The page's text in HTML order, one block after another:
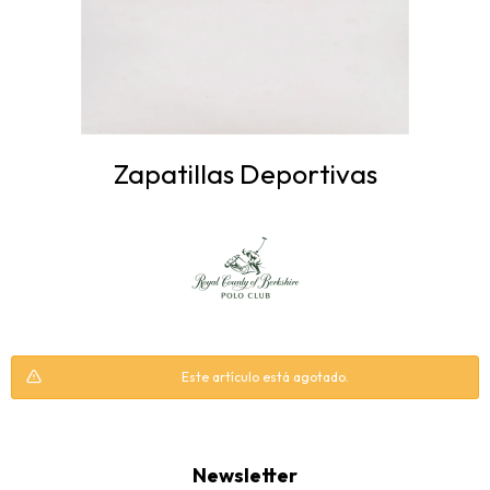
Zapatillas Deportivas
Este artículo está agotado.
Newsletter